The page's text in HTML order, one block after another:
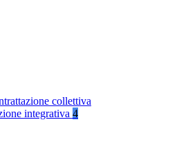
collettiva
integrativa 4